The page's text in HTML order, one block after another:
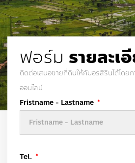
ฟอร์ม รายละ
ติดต่อเสนอขายที่ดินให้กับอรสิรินได้โดย
ออนไลน์
Fristname - Lastname
Tel.